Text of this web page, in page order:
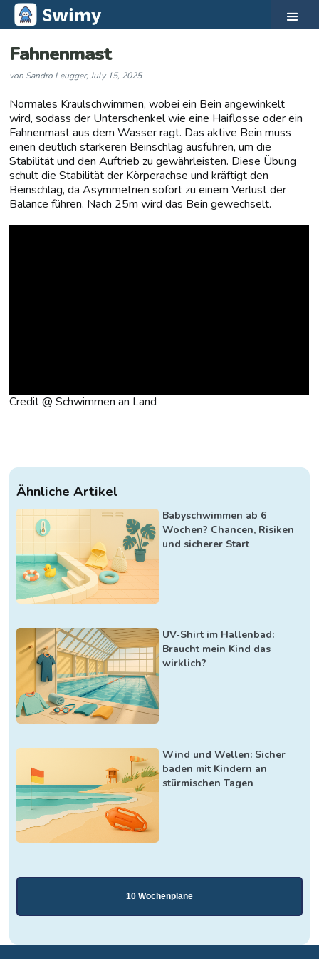
Fahnenmast
von Sandro Leugger, July 15, 2025
Normales Kraulschwimmen, wobei ein Bein angewinkelt
wird, sodass der Unterschenkel wie eine Haiflosse oder ein
Fahnenmast aus dem Wasser ragt. Das aktive Bein muss
einen deutlich stärkeren Beinschlag ausführen, um die
Stabilität und den Auftrieb zu gewährleisten. Diese Übung
schult die Stabilität der Körperachse und kräftigt den
Beinschlag, da Asymmetrien sofort zu einem Verlust der
Balance führen. Nach 25m wird das Bein gewechselt.
Credit @ Schwimmen an Land
Ähnliche Artikel
Babyschwimmen ab 6
Wochen? Chancen, Risiken
und sicherer Start
UV‑Shirt im Hallenbad:
Braucht mein Kind das
wirklich?
Wind und Wellen: Sicher
baden mit Kindern an
stürmischen Tagen
10 Wochenpläne